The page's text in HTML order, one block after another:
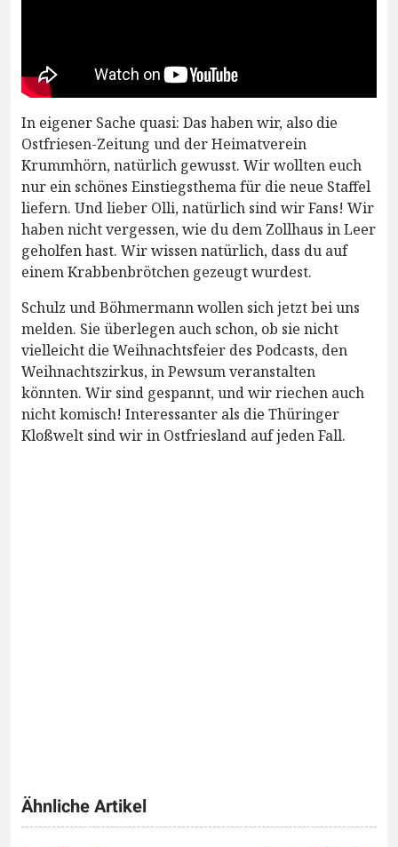
In eigener Sache quasi: Das haben wir, also die
Ostfriesen-Zeitung und der Heimatverein
Krummhörn, natürlich gewusst. Wir wollten euch
nur ein schönes Einstiegsthema für die neue Staffel
liefern. Und lieber Olli, natürlich sind wir Fans! Wir
haben nicht vergessen, wie du dem Zollhaus in Leer
geholfen hast. Wir wissen natürlich, dass du auf
einem Krabbenbrötchen gezeugt wurdest.
Schulz und Böhmermann wollen sich jetzt bei uns
melden. Sie überlegen auch schon, ob sie nicht
vielleicht die Weihnachtsfeier des Podcasts, den
Weihnachtszirkus, in Pewsum veranstalten
könnten. Wir sind gespannt, und wir riechen auch
nicht komisch! Interessanter als die Thüringer
Kloßwelt sind wir in Ostfriesland auf jeden Fall.
Ähnliche Artikel